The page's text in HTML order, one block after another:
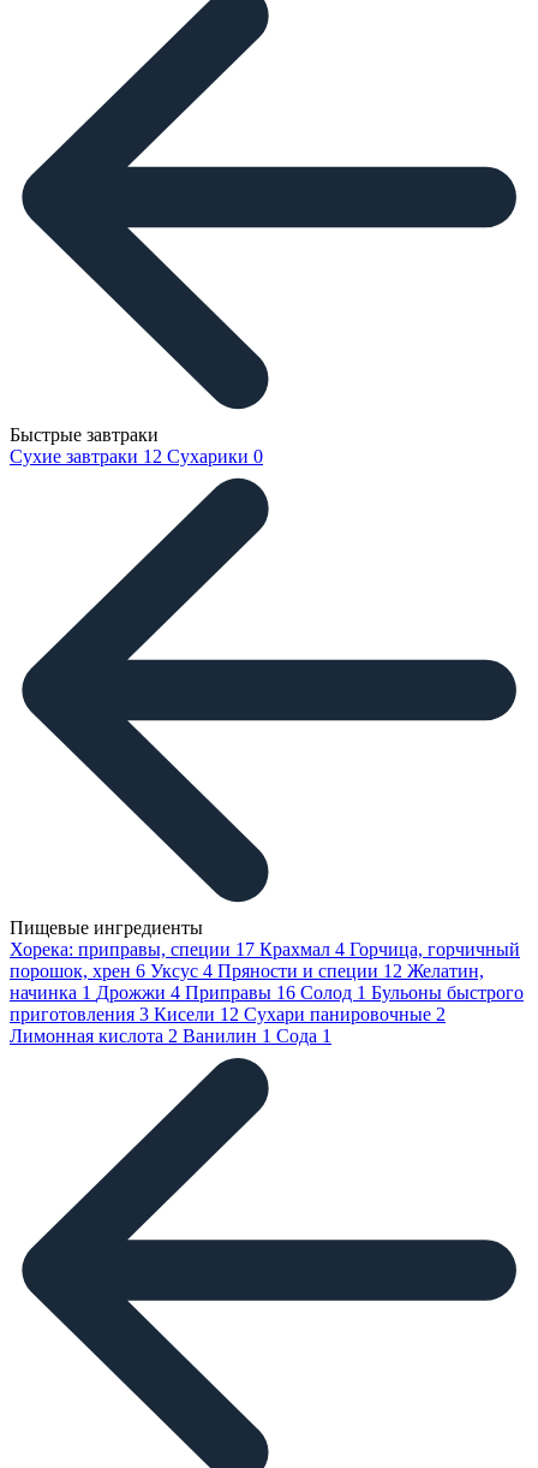
Быстрые завтраки
Сухие завтраки 12 Сухарики 0
Пищевые ингредиенты
Хорека: приправы, специи 17 Крахмал 4 Горчица, горчичный
порошок, хрен 6 Уксус 4 Пряности и специи 12 Желатин,
начинка 1 Дрожжи 4 Приправы 16 Солод 1 Бульоны быстрого
приготовления 3 Кисели 12 Сухари панировочные 2
Лимонная кислота 2 Ванилин 1 Сода 1